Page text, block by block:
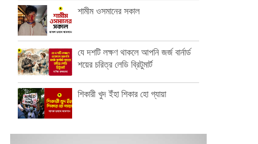
শামীম ওসমানের সকাল
যে দশটি লক্ষণ থাকলে আপনি জর্জ বার্নার্ড
শয়ের চরিত্র লেডি ব্রিটুমার্ট
শিকারী খুদ ইঁহা শিকার হো গ্যায়া